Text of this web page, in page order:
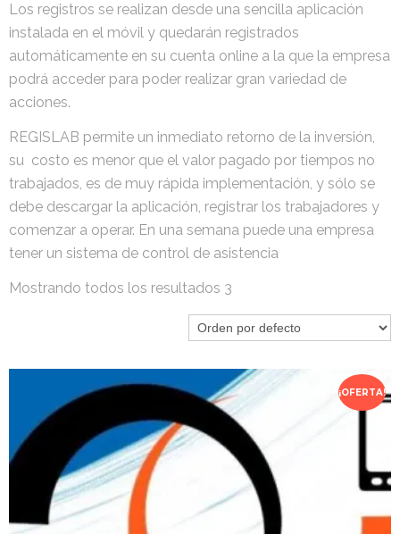
Los registros se realizan desde una sencilla aplicación
instalada en el móvil y quedarán registrados
automáticamente en su cuenta online a la que la empresa
podrá acceder para poder realizar gran variedad de
acciones.
REGISLAB permite un inmediato retorno de la inversión,
su costo es menor que el valor pagado por tiempos no
trabajados, es de muy rápida implementación, y sólo se
debe descargar la aplicación, registrar los trabajadores y
comenzar a operar. En una semana puede una empresa
tener un sistema de control de asistencia
Mostrando todos los resultados 3
¡OFERTA!